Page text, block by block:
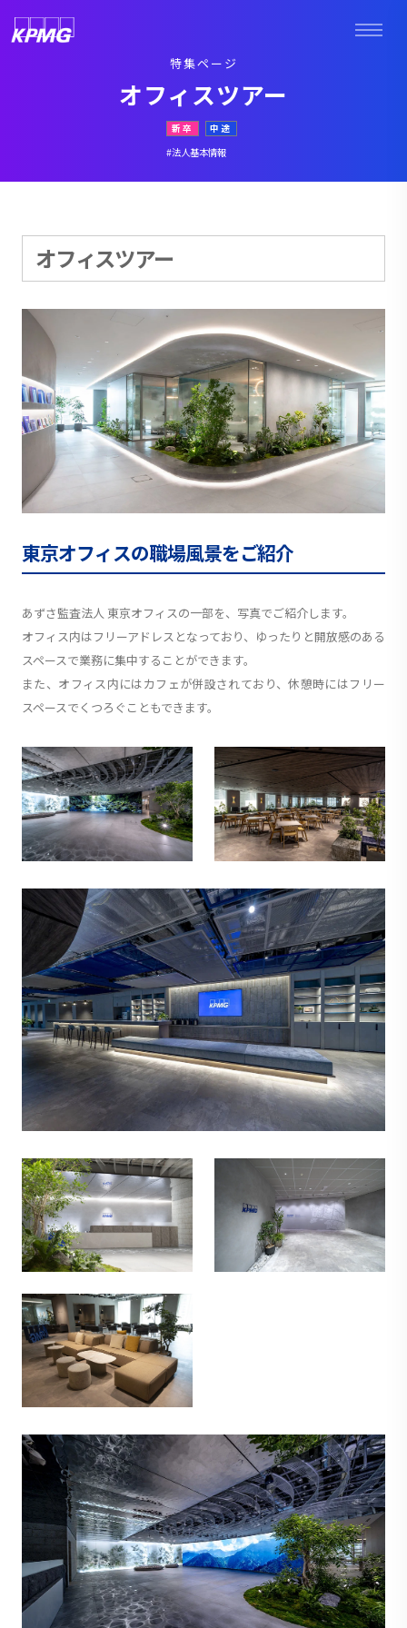
特集ページ
オフィスツアー
新卒 中途
#法人基本情報
オフィスツアー
東京オフィスの職場風景をご紹介
あずさ監査法人 東京オフィスの一部を、写真でご紹介します。
オフィス内はフリーアドレスとなっており、ゆったりと開放感のある
スペースで業務に集中することができます。
また、オフィス内にはカフェが併設されており、休憩時にはフリー
スペースでくつろぐこともできます。